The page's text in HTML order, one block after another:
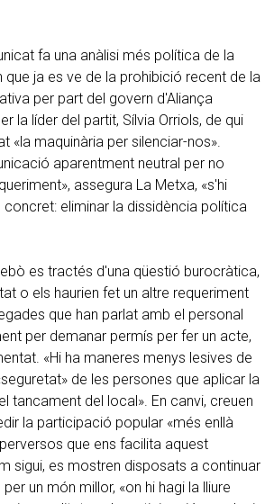
fa una anàlisi més política de la
que ja es ve de la prohibició recent de la
per part del govern d'Aliança
la líder del partit, Sílvia Orriols, de qui
«la maquinària per silenciar-nos».
aparentment neutral per no
assegura La Metxa, «s'hi
eliminar la dissidència política
es tractés d'una qüestió burocràtica,
o els haurien fet un altre requeriment
que han parlat amb el personal
per demanar permís per fer un acte,
«Hi ha maneres menys lesives de
de les persones que aplicar la
tancament del local». En canvi, creuen
la participació popular «més enllà
que ens facilita aquest
sigui, es mostren disposats a continuar
un món millor, «on hi hagi la lliure